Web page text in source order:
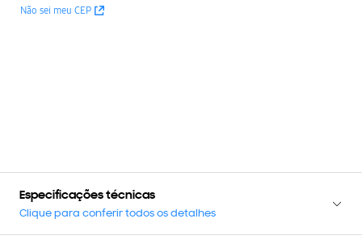
Não sei meu CEP
Especificações técnicas
Clique para conferir todos os detalhes